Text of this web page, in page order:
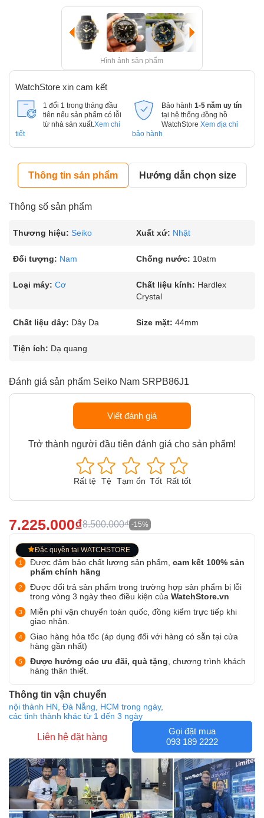
Hình ảnh sản phẩm
WatchStore xin cam kết
1 đổi 1 trong tháng đầu
tiên nếu sản phẩm có lỗi
từ nhà sản xuất. Xem chi
tiết
Bảo hành 1-5 năm uy tín
tại hệ thống đồng hồ
WatchStore Xem địa chỉ
bảo hành
Thông tin sản phẩm Hướng dẫn chọn size
Thông số sản phẩm
Thương hiệu: Seiko Xuất xứ: Nhật
Đối tượng: Nam Chống nước: 10atm
Loại máy: Cơ Chất liệu kính: Hardlex
Crystal
Chất liệu dây: Dây Da Size mặt: 44mm
Tiện ích: Dạ quang
Đánh giá sản phẩm Seiko Nam SRPB86J1
Viết đánh giá
Trở thành người đầu tiên đánh giá cho sản phẩm!
Rất tệ Tệ Tạm ổn Tốt Rất tốt
7.225.000₫8.500.000₫ -15%
Đặc quyền tại WATCHSTORE
Được đảm bảo chất lượng sản phẩm, cam kết 100% sản
phẩm chính hãng
Được đổi trả sản phẩm trong trường hợp sản phẩm bị lỗi
trong vòng 3 ngày theo điều kiện của WatchStore.vn
Miễn phí vận chuyển toàn quốc, đồng kiểm trực tiếp khi
giao nhận.
Giao hàng hỏa tốc (áp dụng đối với hàng có sẵn tại cửa
hàng gần nhất)
Được hưởng các ưu đãi, quà tặng , chương trình khách
hàng thân thiết.
Thông tin vận chuyển
nội thành HN, Đà Nẵng, HCM trong ngày,
các tỉnh thành khác từ 1 đến 3 ngày
Liên hệ đặt hàng
Gọi đặt mua
093 189 2222